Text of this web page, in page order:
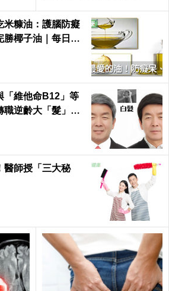
米糠油：護腦防癡
勝椰子油｜每日健
「維他命B12」等
逆齡大「髮」
醫師授「三大秘